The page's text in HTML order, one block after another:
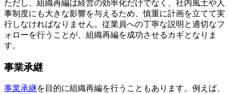
ただし、組織再編は経営の効率化だけでなく、社内風土や人
事制度にも大きな影響を与えるため、慎重に計画を立てて実
行しなければなりません。従業員への丁寧な説明と適切なフ
ォローを行うことが、組織再編を成功させるカギとなりま
す。
事業承継
事業承継を目的に組織再編を行うこともあります。例えば、